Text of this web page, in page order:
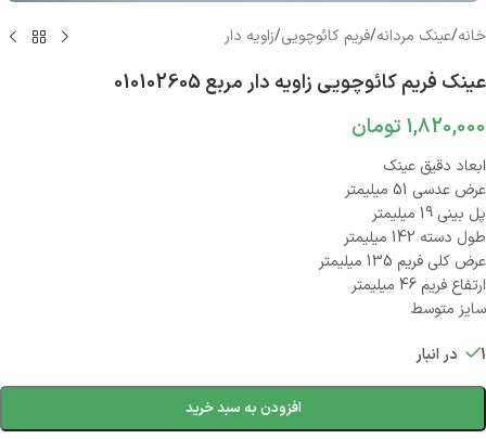
خانه/عینک مردانه/فریم کائوچویی/زاویه دار
عینک فریم کائوچویی زاویه دار مربع 010102605
1,820,000 تومان
ابعاد دقیق عینک
عرض عدسی 51 میلیمتر
پل بینی 19 میلیمتر
طول دسته 142 میلیمتر
عرض کلی فریم 135 میلیمتر
ارتفاع فریم 46 میلیمتر
سایز متوسط
1 در انبار
افزودن به سبد خرید